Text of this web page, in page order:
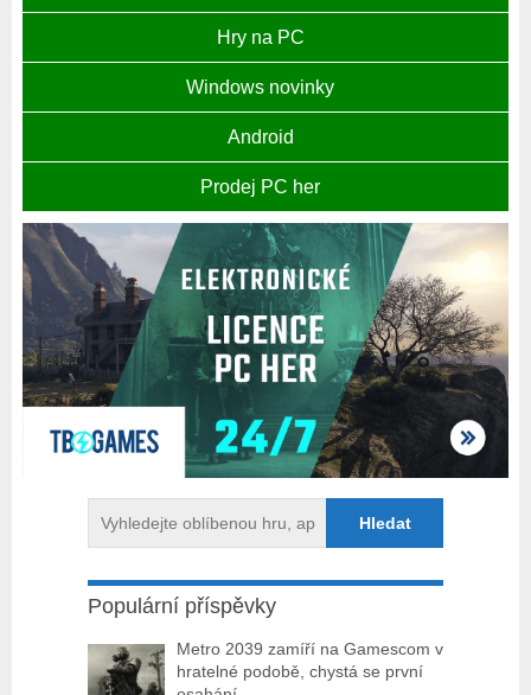
Hry na PC
Windows novinky
Android
Prodej PC her
Populární příspěvky
Metro 2039 zamíří na Gamescom v
hratelné podobě, chystá se první